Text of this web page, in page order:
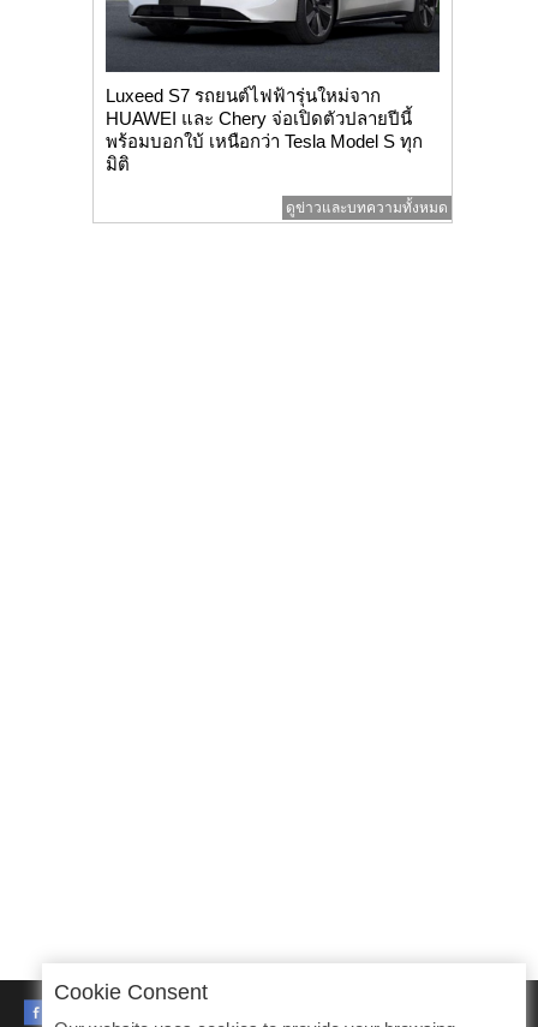
Luxeed S7 รถยนต์ไฟฟ้ารุ่นใหม่จาก
HUAWEI และ Chery จ่อเปิดตัวปลายปีนี้
พร้อมบอกใบ้ เหนือกว่า Tesla Model S ทุก
มิติ
ดูข่าวและบทความทั้งหมด
Cookie Consent